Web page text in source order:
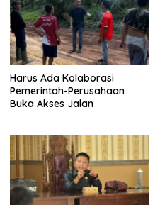
Harus Ada Kolaborasi
Pemerintah-Perusahaan
Buka Akses Jalan